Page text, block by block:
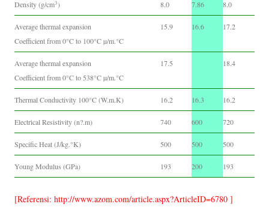
Density (g/cm3) 8.0 7.86 8.0
Average thermal expansion
Coefficient from 0°C to 100°C µ/m.°C
15.9 16.6 17.2
Average thermal expansion
Coefficient from 0°C to 538°C µ/m.°C
17.5 18.4
Thermal Conductivity 100°C (W.m.K) 16.2 16.3 16.2
Electrical Resistivity (n?.m) 740 600 720
Specific Heat (J/kg.°K) 500 500 500
Young Modulus (GPa) 193 200 193
[Referensi: http://www.azom.com/article.aspx?ArticleID=6780 ]